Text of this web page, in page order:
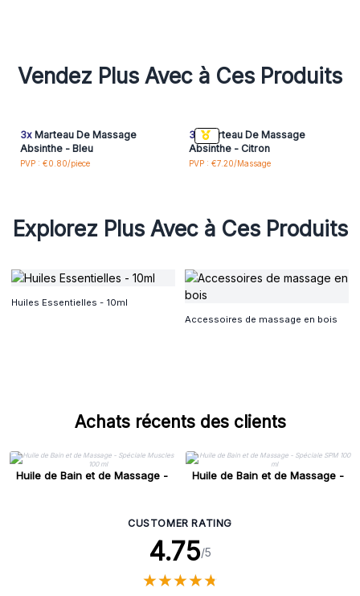
Vendez Plus Avec à Ces Produits
3xMarteau De Massage
Absinthe - Bleu
PVP : €0.80/piece
3x Marteau De Massage
Absinthe - Citron
PVP : €7.20/Massage
Explorez Plus Avec à Ces Produits
Huiles Essentielles - 10ml
Accessoires de massage en bois
Achats récents des clients
Huile de Bain et de Massage -
Huile de Bain et de Massage -
CUSTOMER RATING
4.75/5
★★★★★
★★★★★